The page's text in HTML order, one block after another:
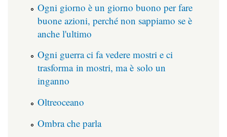
Ogni giorno è un giorno buono per fare
buone azioni, perché non sappiamo se è
anche l'ultimo
Ogni guerra ci fa vedere mostri e ci
trasforma in mostri, ma è solo un
inganno
Oltreoceano
Ombra che parla